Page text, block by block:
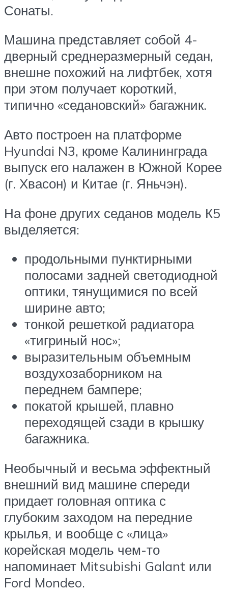
Сонаты.
Машина представляет собой 4-
дверный среднеразмерный седан,
внешне похожий на лифтбек, хотя
при этом получает короткий,
типично «седановский» багажник.
Авто построен на платформе
Hyundai N3, кроме Калининграда
выпуск его налажен в Южной Корее
(г. Хвасон) и Китае (г. Яньчэн).
На фоне других седанов модель К5
выделяется:
продольными пунктирными
полосами задней светодиодной
оптики, тянущимися по всей
ширине авто;
тонкой решеткой радиатора
«тигриный нос»;
выразительным объемным
воздухозаборником на
переднем бампере;
покатой крышей, плавно
переходящей сзади в крышку
багажника.
Необычный и весьма эффектный
внешний вид машине спереди
придает головная оптика с
глубоким заходом на передние
крылья, и вообще с «лица»
корейская модель чем-то
напоминает Mitsubishi Galant или
Ford Mondeo.